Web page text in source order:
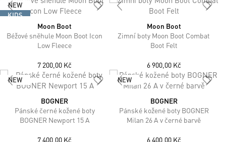
NEW
KIDS
Moon Boot
Béžové sněhule Moon Boot Icon
Low Fleece
7 200,00 Kč
Moon Boot
Zimní boty Moon Boot Combat
Boot Felt
6 900,00 Kč
NEW
BOGNER
Pánské černé kožené boty
BOGNER Newport 15 A
7 400,00 Kč
NEW
BOGNER
Pánské kožené boty BOGNER
Milan 26 A v černé barvě
6 400,00 Kč